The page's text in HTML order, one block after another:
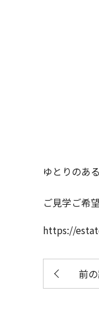
ゆとりのあ
ご見学ご希
https://
前